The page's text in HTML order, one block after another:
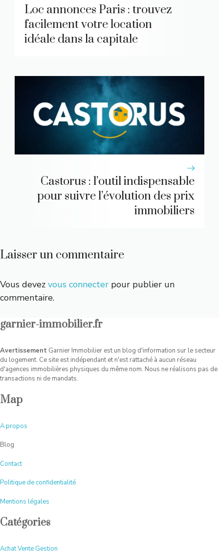
Loc annonces Paris : trouvez
facilement votre location
idéale dans la capitale
Castorus : l’outil indispensable
pour suivre l’évolution des prix
immobiliers
Laisser un commentaire
Vous devez vous connecter pour publier un
commentaire.
garnier-immobilier.fr
Avertissement Garnier Immobilier est un blog d'information sur le secteur
du logement. Ce site est indépendant et n'est rattaché à aucun réseau
d'agences immobilières physiques du même nom. Nous ne réalisons pas de
transactions ni de mandats.
Map
Apropos
Blog
Contact
Politique de confidentialité
Mentions légales
Catégories
Achat Vente Gestion